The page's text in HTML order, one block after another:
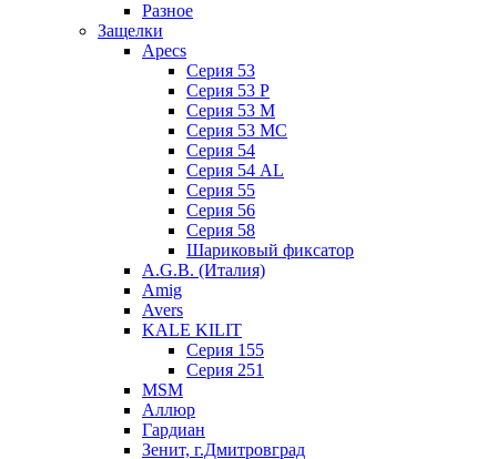
Разное
Защелки
Apecs
Серия 53
Серия 53 P
Серия 53 М
Серия 53 МC
Серия 54
Серия 54 AL
Серия 55
Серия 56
Серия 58
Шариковый фиксатор
A.G.B. (Италия)
Amig
Avers
KALE KILIT
Серия 155
Серия 251
MSM
Аллюр
Гардиан
Зенит, г.Дмитровград